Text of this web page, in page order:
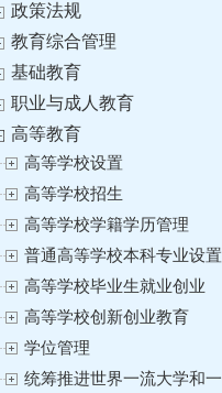
政策法规
教育综合管理
基础教育
职业与成人教育
高等教育
高等学校设置
高等学校招生
高等学校学籍学历管理
普通高等学校本科专业设置
高等学校毕业生就业创业
高等学校创新创业教育
学位管理
统筹推进世界一流大学和一